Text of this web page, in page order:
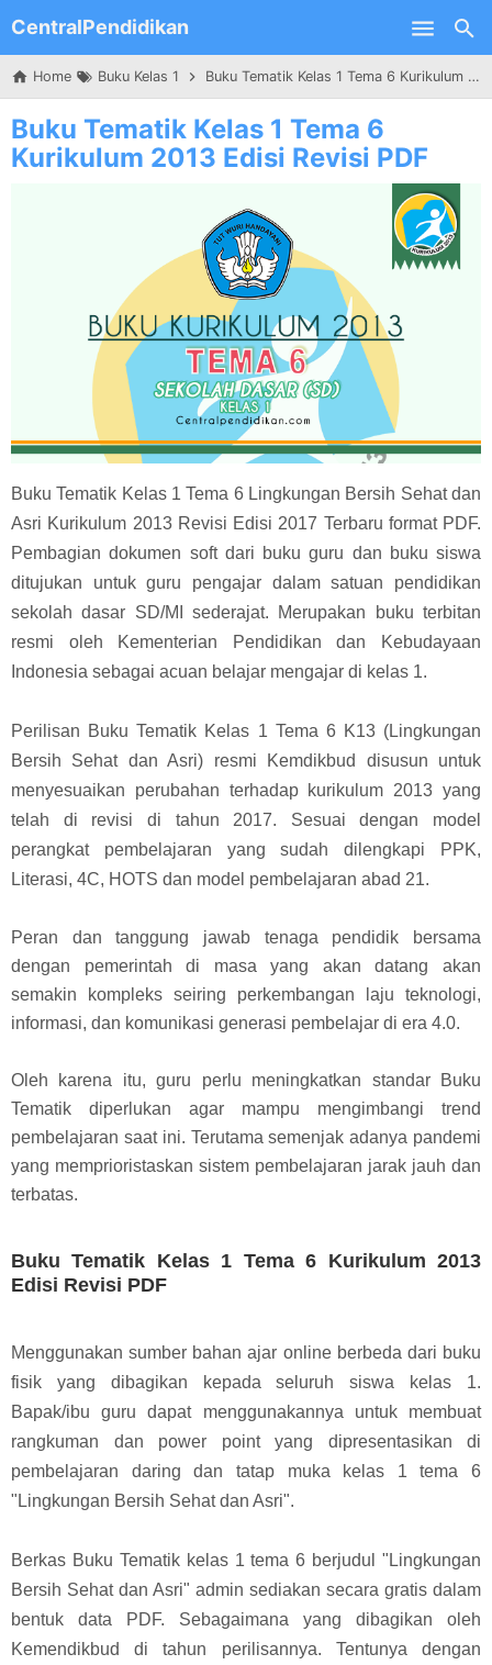
Skip to main content
CentralPendidikan
Home Buku Kelas 1 Buku Tematik Kelas 1 Tema 6 Kurikulum 2013 Edisi Revisi PDF
Buku Tematik Kelas 1 Tema 6
Kurikulum 2013 Edisi Revisi PDF
Buku Tematik Kelas 1 Tema 6 Lingkungan Bersih Sehat dan
Asri Kurikulum 2013 Revisi Edisi 2017 Terbaru format PDF.
Pembagian dokumen soft dari buku guru dan buku siswa
ditujukan untuk guru pengajar dalam satuan pendidikan
sekolah dasar SD/MI sederajat. Merupakan buku terbitan
resmi oleh Kementerian Pendidikan dan Kebudayaan
Indonesia sebagai acuan belajar mengajar di kelas 1.
Perilisan Buku Tematik Kelas 1 Tema 6 K13 (Lingkungan
Bersih Sehat dan Asri) resmi Kemdikbud disusun untuk
menyesuaikan perubahan terhadap kurikulum 2013 yang
telah di revisi di tahun 2017. Sesuai dengan model
perangkat pembelajaran yang sudah dilengkapi PPK,
Literasi, 4C, HOTS dan model pembelajaran abad 21.
Peran dan tanggung jawab tenaga pendidik bersama
dengan pemerintah di masa yang akan datang akan
semakin kompleks seiring perkembangan laju teknologi,
informasi, dan komunikasi generasi pembelajar di era 4.0.
Oleh karena itu, guru perlu meningkatkan standar Buku
Tematik diperlukan agar mampu mengimbangi trend
pembelajaran saat ini. Terutama semenjak adanya pandemi
yang memprioristaskan sistem pembelajaran jarak jauh dan
terbatas.
Buku Tematik Kelas 1 Tema 6 Kurikulum 2013
Edisi Revisi PDF
Menggunakan sumber bahan ajar online berbeda dari buku
fisik yang dibagikan kepada seluruh siswa kelas 1.
Bapak/ibu guru dapat menggunakannya untuk membuat
rangkuman dan power point yang dipresentasikan di
pembelajaran daring dan tatap muka kelas 1 tema 6
"Lingkungan Bersih Sehat dan Asri".
Berkas Buku Tematik kelas 1 tema 6 berjudul "Lingkungan
Bersih Sehat dan Asri" admin sediakan secara gratis dalam
bentuk data PDF. Sebagaimana yang dibagikan oleh
Kemendikbud di tahun perilisannya. Tentunya dengan